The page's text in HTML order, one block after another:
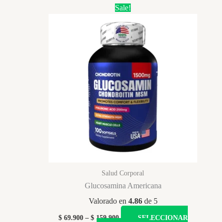
Sale!
Salud Corporal
Glucosamina Americana
Valorado en 4.86de 5
$69.900 – $159.900Price
SELECCIONAR